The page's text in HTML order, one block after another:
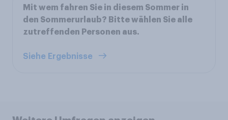
Mit wem fahren Sie in diesem Sommer in
den Sommerurlaub? Bitte wählen Sie alle
zutreffenden Personen aus.
Siehe Ergebnisse